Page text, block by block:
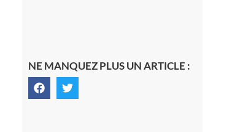
NE MANQUEZ PLUS UN ARTICLE :